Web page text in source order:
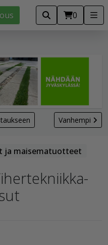
0
Vanhempi
ja maisematuotteet